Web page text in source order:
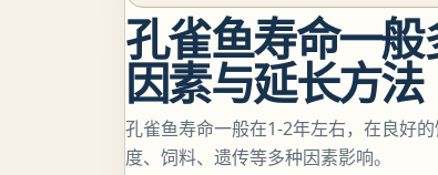
孔雀鱼寿命一
因素与延长方法
孔雀鱼寿命一般在1-2年左右，在良好
度、饲料、遗传等多种因素影响。